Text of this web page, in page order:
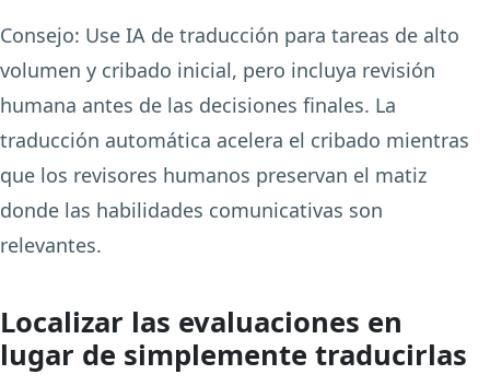
Consejo: Use IA de traducción para tareas de alto
volumen y cribado inicial, pero incluya revisión
humana antes de las decisiones finales. La
traducción automática acelera el cribado mientras
que los revisores humanos preservan el matiz
donde las habilidades comunicativas son
relevantes.
Localizar las evaluaciones en
lugar de simplemente traducirlas